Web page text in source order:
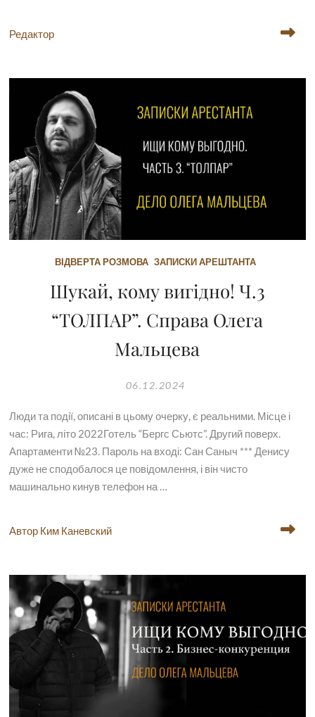
Редактор
ВІДВЕРТА РОЗМОВА ЗАПИСКИ АРЕШТАНТА
Шукай, кому вигідно! Ч.3
“ТОЛПАР”. Справа Олега
Мальцева
06.12.2024
Люди та події, описані в цьому очерку, є реальними. Місце і
час: Рига, літо 2022Готель “Бергс Сьютс”. Другий поверх.
Апартаменти №23. Пароль на вході: Сан Саныч *** Денису
дуже не сподобалося це повідомлення, і він чисто
машинально кинув телефон на …
Автор Ким Каневский